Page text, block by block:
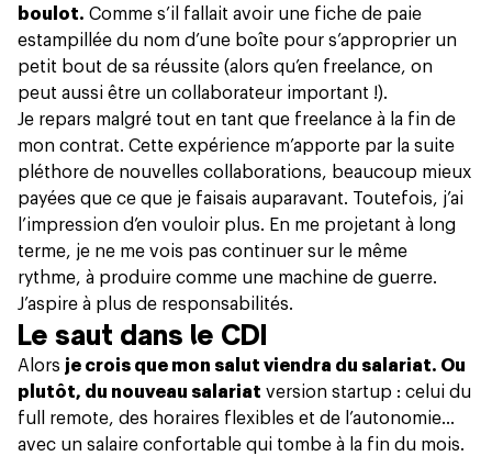
boulot. Comme s’il fallait avoir une fiche de paie
estampillée du nom d’une boîte pour s’approprier un
petit bout de sa réussite (alors qu’en freelance, on
peut aussi être un collaborateur important !).
Je repars malgré tout en tant que freelance à la fin de
mon contrat. Cette expérience m’apporte par la suite
pléthore de nouvelles collaborations, beaucoup mieux
payées que ce que je faisais auparavant. Toutefois, j’ai
l’impression d’en vouloir plus. En me projetant à long
terme, je ne me vois pas continuer sur le même
rythme, à produire comme une machine de guerre.
J’aspire à plus de responsabilités.
Le saut dans le CDI
Alors je crois que mon salut viendra du salariat. Ou
plutôt, du nouveau salariat version startup : celui du
full remote, des horaires flexibles et de l’autonomie…
avec un salaire confortable qui tombe à la fin du mois.